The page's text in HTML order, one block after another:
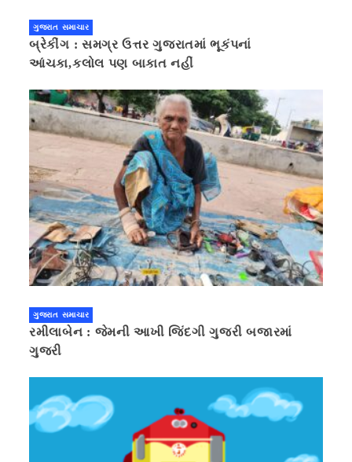
ગુજરાત સમાચાર
બ્રેકીંગ : સમગ્ર ઉત્તર ગુજરાતમાં ભૂકંપનાં
આંચકા,કલોલ પણ બાકાત નહીં
ગુજરાત સમાચાર
રમીલાબેન : જેમની આખી જિંદગી ગુજરી બજારમાં
ગુજરી